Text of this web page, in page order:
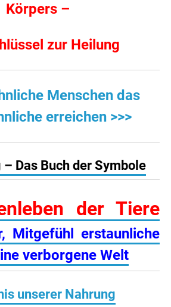
Körpers –
zur Heilung
Menschen das
erreichen >>>
Das Buch der Symbole
der Tiere
Mitgefühl erstaunliche
verborgene Welt
unserer Nahrung